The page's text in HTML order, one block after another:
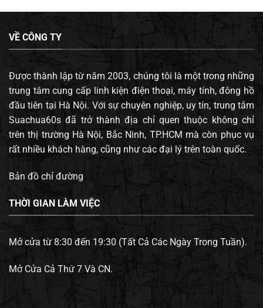
VỀ CÔNG TY
Được thành lập từ năm 2003, chúng tôi là một trong những
trung tâm cung cấp linh kiện điện thoại, máy tính, đông hồ
đầu tiên tại Hà Nội. Với sự chuyên nghiệp, uy tín, trung tâm
Suachua60s đã trở thành địa chỉ quen thuộc không chỉ
trên thị trường Hà Nội, Bắc Ninh, TP.HCM mà còn phục vụ
rất nhiều khách hàng, cũng như các đại lý trên toàn quốc.
Bản đồ chỉ đường
THỜI GIAN LÀM VIỆC
Mở cửa từ 8:30 đến 19:30 (Tất Cả Các Ngày Trong Tuần).
Mở Cửa Cả Thứ 7 Và CN.